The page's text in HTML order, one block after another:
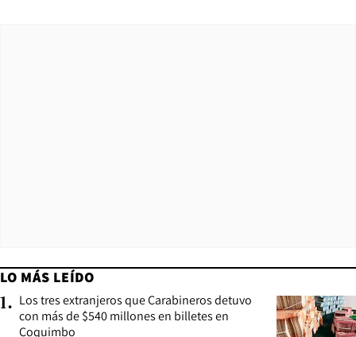
LO MÁS LEÍDO
1. Los tres extranjeros que Carabineros detuvo
con más de $540 millones en billetes en
Coquimbo